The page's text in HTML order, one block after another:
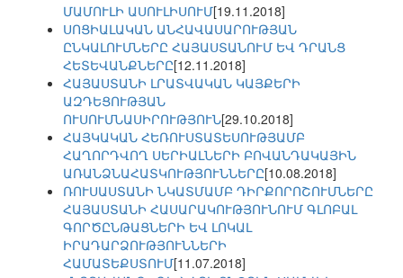
ՄԱՄՈՒԼԻ ԱՍՈՒԼԻՍՈՒՄ[19.11.2018]
ՍՈՑԻԱԼԱԿԱՆ ԱՆՀԱՎԱՍԱՐՈՒԹՅԱՆ
ԸՆԿԱԼՈՒՄՆԵՐԸ ՀԱՅԱՍՏԱՆՈՒՄ ԵՎ ԴՐԱՆՑ
ՀԵՏԵՎԱՆՔՆԵՐԸ[12.11.2018]
ՀԱՅԱՍՏԱՆԻ ԼՐԱՏՎԱԿԱՆ ԿԱՅՔԵՐԻ
ԱԶԴԵՑՈՒԹՅԱՆ
ՈՒՍՈՒՄՆԱՍԻՐՈՒԹՅՈՒՆ[29.10.2018]
ՀԱՅԿԱԿԱՆ ՀԵՌՈՒՍՏԱՏԵՍՈՒԹՅԱՄԲ
ՀԱՂՈՐԴՎՈՂ ՍԵՐԻԱԼՆԵՐԻ ԲՈՎԱՆԴԱԿԱՅԻՆ
ԱՌԱՆՁՆԱՀԱՏԿՈՒԹՅՈՒՆՆԵՐԸ[10.08.2018]
ՌՈՒՍԱՍՏԱՆԻ ՆԿԱՏՄԱՄԲ ԴԻՐՔՈՐՈՇՈՒՄՆԵՐԸ
ՀԱՅԱՍՏԱՆԻ ՀԱՍԱՐԱԿՈՒԹՅՈՒՆՈՒՄ ԳԼՈԲԱԼ
ԳՈՐԾԸՆԹԱՑՆԵՐԻ ԵՎ ԼՈԿԱԼ
ԻՐԱԴԱՐՁՈՒԹՅՈՒՆՆԵՐԻ
ՀԱՄԱՏԵՔՍՏՈՒՄ[11.07.2018]